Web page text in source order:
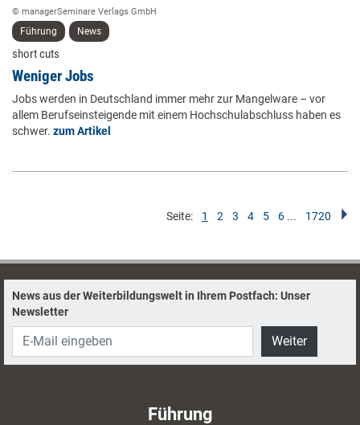
© managerSeminare Verlags GmbH
Führung News
short cuts
Weniger Jobs
Jobs werden in Deutschland immer mehr zur Mangelware – vor
allem Berufseinsteigende mit einem Hochschulabschluss haben es
schwer. zum Artikel
Seite: 1 2 3 4 5 6 ... 1720
News aus der Weiterbildungswelt in Ihrem Postfach: Unser
Newsletter
Weiter
Führung